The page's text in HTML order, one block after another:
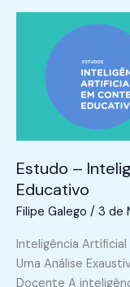
Estudo –
Educativo
Filipe Galego / 3 de
Inteligência
Uma Análise
Docente A